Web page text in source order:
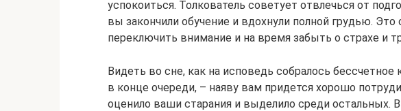
успокоиться. Толкователь советует отвлечься от
вы закончили обучение и вдохнули полной грудью.
переключить внимание и на время забыть о страхе и
Видеть во сне, как на исповедь собралось
в конце очереди, – наяву вам придется хорошо
оценило ваши старания и выделило среди остальных.